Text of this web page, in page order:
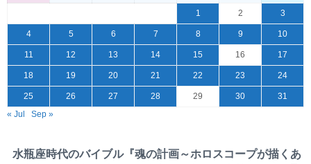
1 2 3
4 5 6 7 8 9 10
11 12 13 14 15 16 17
18 19 20 21 22 23 24
25 26 27 28 29 30
31
« Jul
Sep »
水瓶座時代のバイブル『魂の計画～ホロスコープが描くあ